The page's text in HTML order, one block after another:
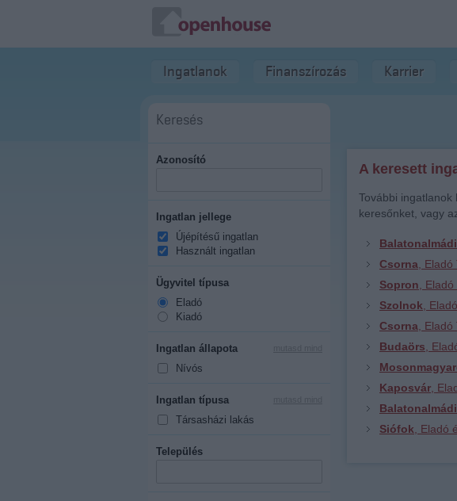
Ingatlanok Finanszírozás Karrier
Keresés
Azonosító
Ingatlan jellege
Újépítésű ingatlan
Használt ingatlan
Ügyvitel típusa
Eladó
Kiadó
Ingatlan állapota
Nívós
Ingatlan típusa
Társasházi lakás
Település
A keresett
További
keresőnket, vagy
Balatonalmádi
Csorna ,
Sopron ,
Szolnok ,
Csorna ,
Budaörs ,
Kaposvár ,
Balatonalmádi
Siófok , Eladó